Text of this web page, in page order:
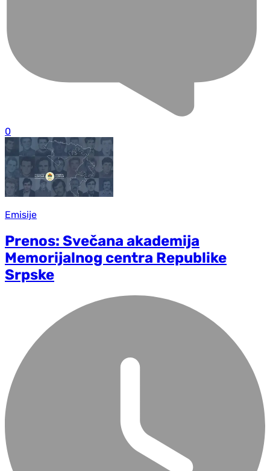
0
Emisije
Prenos: Svečana akademija
Memorijalnog centra Republike
Srpske